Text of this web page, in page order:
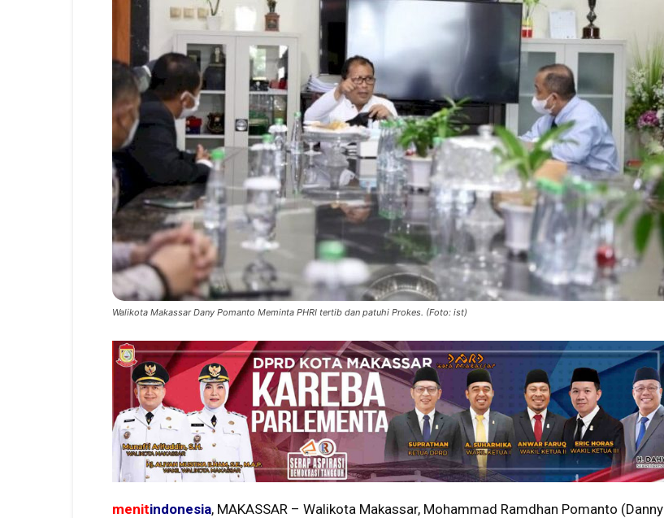
Walikota Makassar Dany Pomanto Meminta PHRI tertib dan patuhi Prokes. (Foto: ist)
menitindonesia, MAKASSAR – Walikota Makassar, Mohammad Ramdhan Pomanto (Danny